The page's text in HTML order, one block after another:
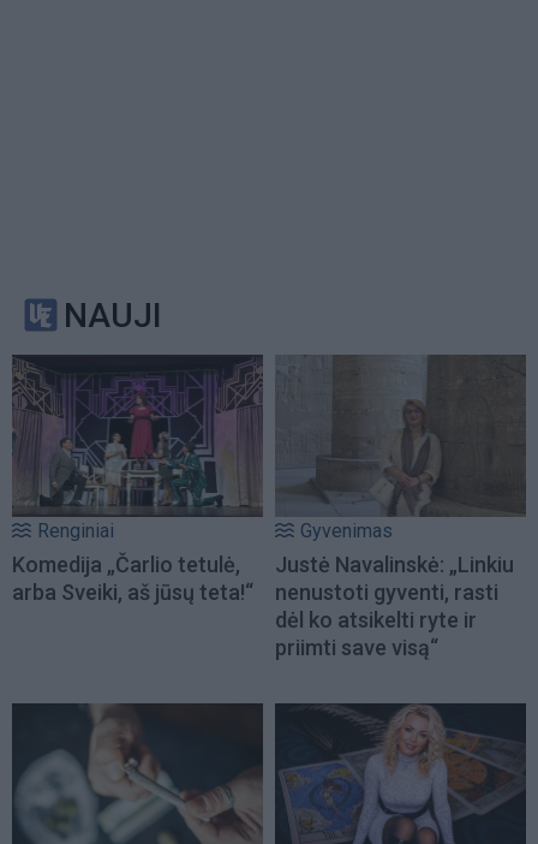
NAUJI
Renginiai
Komedija „Čarlio tetulė,
arba Sveiki, aš jūsų teta!“
Gyvenimas
Justė Navalinskė: „Linkiu
nenustoti gyventi, rasti
dėl ko atsikelti ryte ir
priimti save visą“